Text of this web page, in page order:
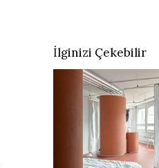
İlginizi Çekebilir